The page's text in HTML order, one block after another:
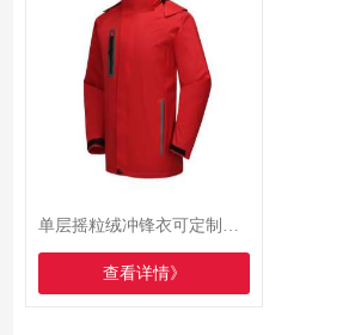
单层摇粒绒冲锋衣可定制防风防泼水
查看详情》